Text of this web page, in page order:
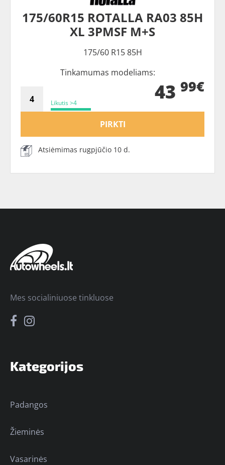
175/60R15 ROTALLA RA03 85H
XL 3PMSF M+S
175/60 R15 85H
Tinkamumas modeliams:
Likutis >4 43 99€
PIRKTI
Atsiėmimas rugpjūčio 10 d.
Kategorijos
Padangos
Žieminės
Vasarinės
Mes socialiniuose tinkluose